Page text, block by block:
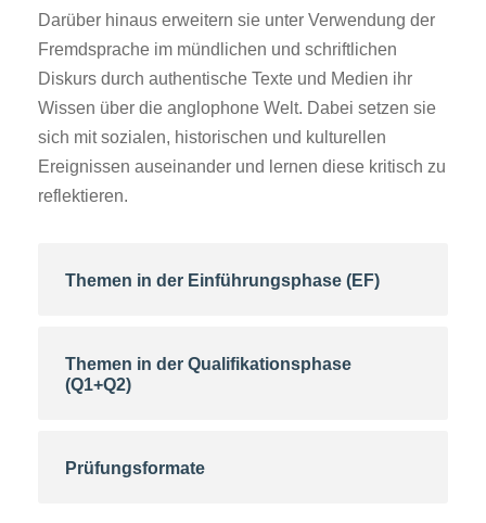
Darüber hinaus erweitern sie unter Verwendung der
Fremdsprache im mündlichen und schriftlichen
Diskurs durch authentische Texte und Medien ihr
Wissen über die anglophone Welt. Dabei setzen sie
sich mit sozialen, historischen und kulturellen
Ereignissen auseinander und lernen diese kritisch zu
reflektieren.
Themen in der Einführungsphase (EF)
Themen in der Qualifikationsphase
(Q1+Q2)
Prüfungsformate